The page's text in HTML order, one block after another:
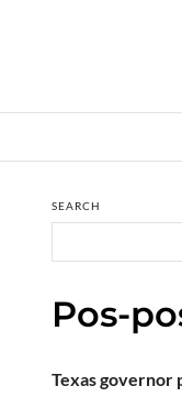
SEARCH
Pos-
Texas governor